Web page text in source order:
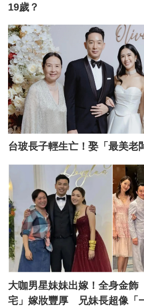
19歲？
台玻長子輕生亡！娶「最美老
大咖男星妹妹出嫁！全身金飾
宅」嫁妝豐厚 兄妹長超像「